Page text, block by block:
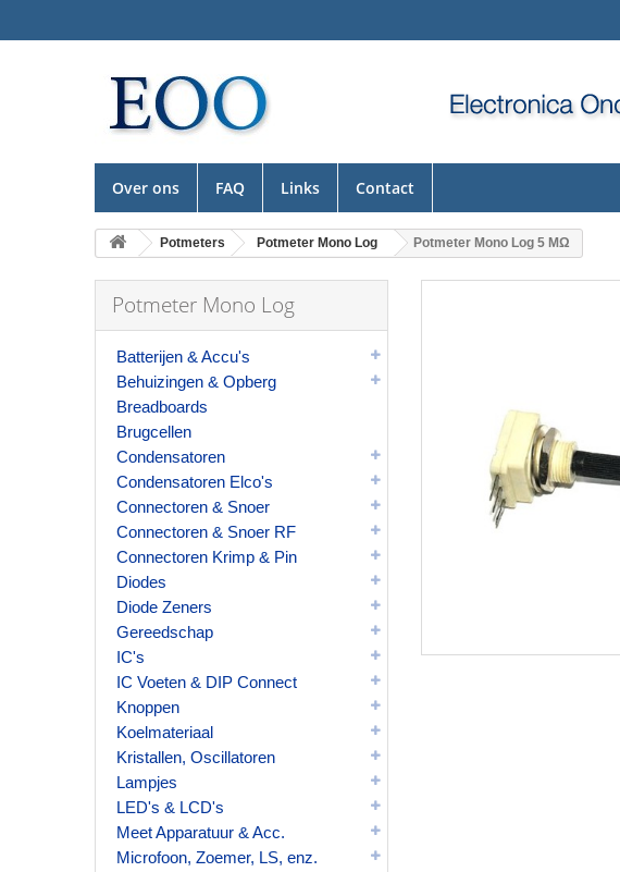
Over ons FAQ Links Contact
Potmeters Potmeter Mono Log Potmeter Mono Log 5 MΩ
Potmeter Mono Log
Batterijen & Accu's
Behuizingen & Opberg
Breadboards
Brugcellen
Condensatoren
Condensatoren Elco's
Connectoren & Snoer
Connectoren & Snoer RF
Connectoren Krimp & Pin
Diodes
Diode Zeners
Gereedschap
IC's
IC Voeten & DIP Connect
Knoppen
Koelmateriaal
Kristallen, Oscillatoren
Lampjes
LED's & LCD's
Meet Apparatuur & Acc.
Microfoon, Zoemer, LS, enz.